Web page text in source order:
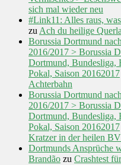
sich mal wieder neu
#Link11: Alles raus,
zu Ach du heilige
Borussia Dortmund
2016/2017 > Borussia
Dortmund,
Pokal, Saison 20162017
Achterbahn
Borussia Dortmund
2016/2017 > Borussia
Dortmund,
Pokal, Saison 20162017
Kratzer in der heilen
Dortmunds Ansprüche
Brandão zu Crashtest